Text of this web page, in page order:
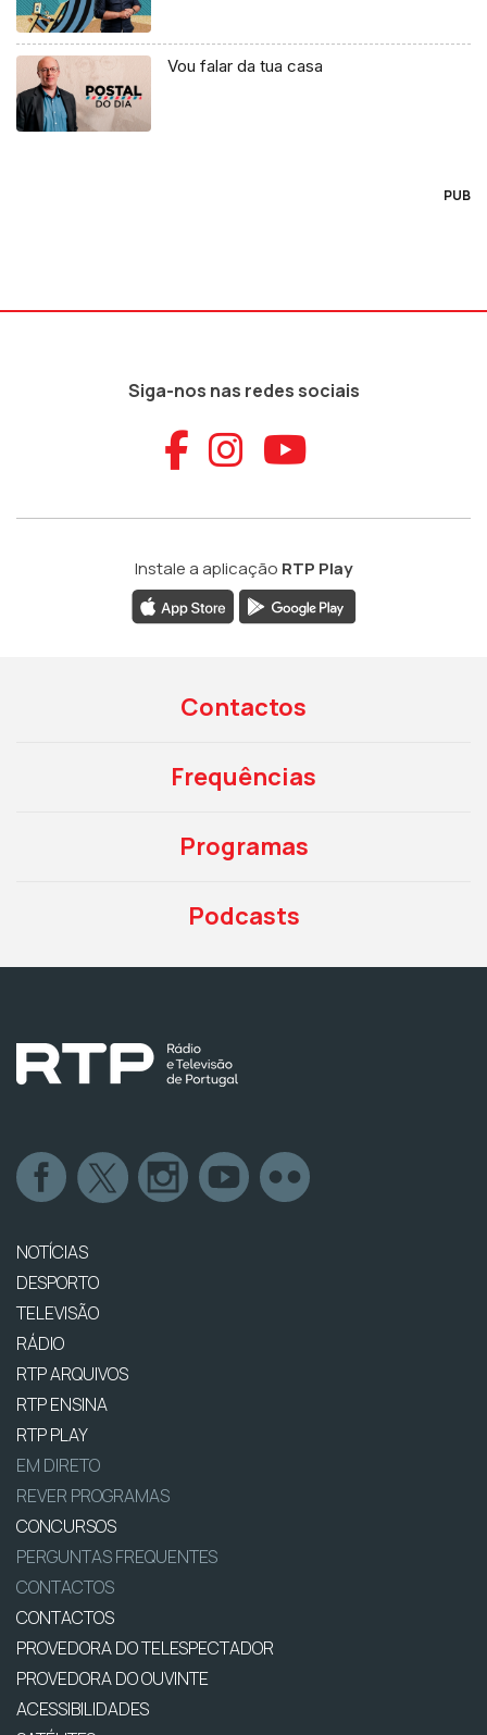
Vou falar da tua casa
PUB
Siga-nos nas redes sociais
Aceder ao
Aceder ao
Aceder
Instale a aplicação RTP Play
Contactos
Frequências
Programas
Podcasts
NOTÍCIAS
DESPORTO
TELEVISÃO
RÁDIO
RTP ARQUIVOS
RTP ENSINA
RTP PLAY
EM DIRETO
REVER PROGRAMAS
CONCURSOS
PERGUNTAS FREQUENTES
CONTACTOS
CONTACTOS
PROVEDORA DO TELESPECTADOR
PROVEDORA DO OUVINTE
ACESSIBILIDADES